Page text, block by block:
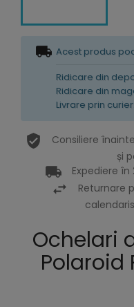
Acest produs
Ridicare din
Ridicare din
Livrare prin
Consiliere
și
Expediere
Returnare
Ochelari
Polaroid